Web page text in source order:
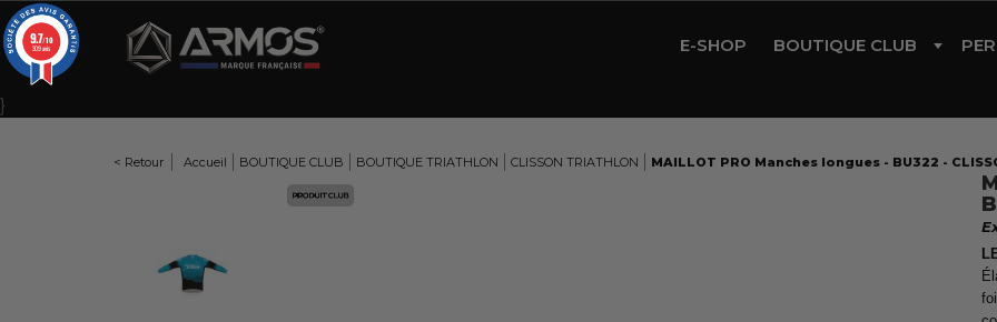
E-SHOP BOUTIQUE CLUB
}
< Retour Accueil BOUTIQUE CLUB BOUTIQUE TRIATHLON CLISSON TRIATHLON MAILLOT PRO Manches longues - BU322 -
9.7/10
309 avis
Panneau de gestion des cookies